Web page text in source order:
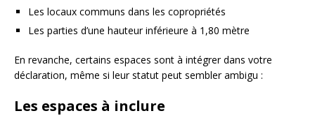
Les locaux communs dans les copropriétés
Les parties d’une hauteur inférieure à 1,80 mètre
En revanche, certains espaces sont à intégrer dans votre
déclaration, même si leur statut peut sembler ambigu :
Les espaces à inclure